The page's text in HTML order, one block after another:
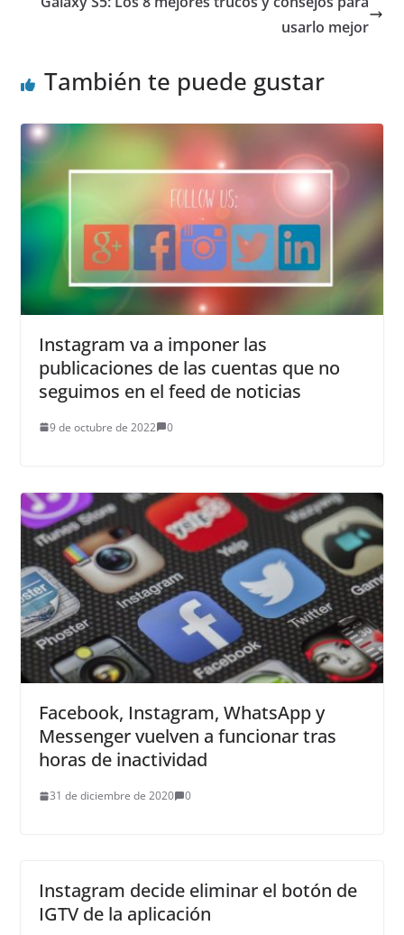
usarlo mejor
También te puede gustar
Instagram va a imponer las
publicaciones de las cuentas que no
seguimos en el feed de noticias
9 de octubre de 2022 0
Facebook, Instagram, WhatsApp y
Messenger vuelven a funcionar tras
horas de inactividad
31 de diciembre de 2020 0
Instagram decide eliminar el botón de
IGTV de la aplicación